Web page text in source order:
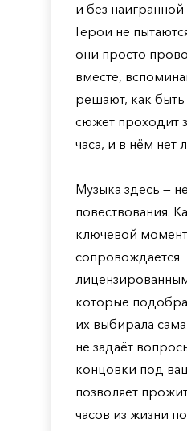
и без наигранной
Герои не
они просто
вместе,
решают, как
сюжет проходит
часа, и в нём нет
Музыка здесь —
повествования.
ключевой момент
сопровождается
которые
их выбирала
не задаёт
концовки под
позволяет
часов из жизни